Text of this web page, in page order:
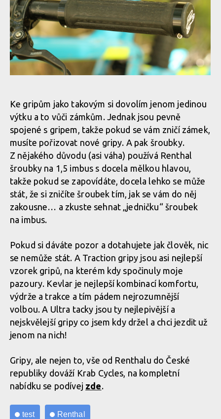
Gripy Renthal
Gripy Renthal
Gripy Renthal
Gripy Renthal
Gripy Renthal
Ke gripům jako takovým si dovolím jenom jedinou
výtku a to vůči zámkům. Jednak jsou pevně
spojené s gripem, takže pokud se vám zničí zámek,
musíte pořizovat nové gripy. A pak šroubky.
Z nějakého důvodu (asi váha) používá Renthal
šroubky na 1,5 imbus s docela mělkou hlavou,
takže pokud se zapovídáte, docela lehko se může
stát, že si zničíte šroubek tím, jak se vám do něj
zakousne… a zkuste sehnat „jedničku“ šroubek
na imbus.
Pokud si dáváte pozor a dotahujete jak člověk, nic
se nemůže stát. A Traction gripy jsou asi nejlepší
vzorek gripů, na kterém kdy spočinuly moje
pazoury. Kevlar je nejlepší kombinací komfortu,
výdrže a trakce a tím pádem nejrozumnější
volbou. A Ultra tacky jsou ty nejlepivější a
nejskvělejší gripy co jsem kdy držel a chci jezdit už
jenom na nich!
Gripy, ale nejen to, vše od Renthalu do České
republiky dováží Krab Cycles, na kompletní
nabídku se podívej zde.
test Renthal